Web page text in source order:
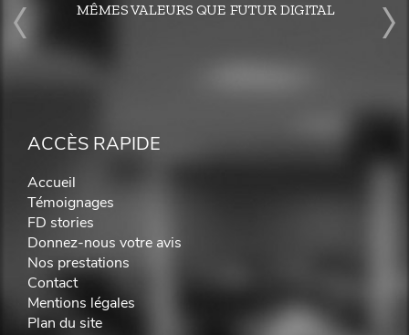
MÊMES VALEURS QUE FUTUR DIGITAL
ACCÈS RAPIDE
Accueil
Témoignages
FD stories
Donnez-nous votre avis
Nos prestations
Contact
Mentions légales
Plan du site